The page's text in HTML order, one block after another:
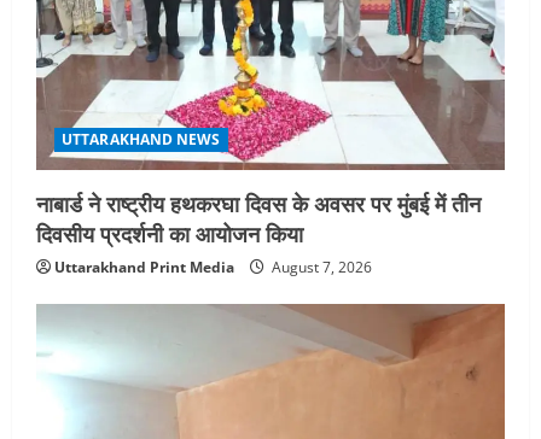
UTTARAKHAND NEWS
नाबार्ड ने राष्ट्रीय हथकरघा दिवस के अवसर पर मुंबई में तीन
दिवसीय प्रदर्शनी का आयोजन किया
Uttarakhand Print Media August 7, 2026